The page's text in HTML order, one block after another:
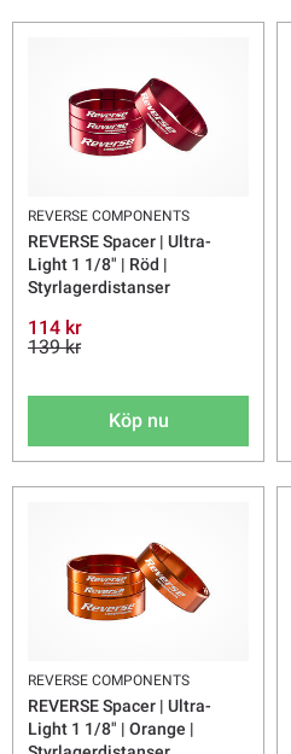
REVERSE COMPONENTS
REVERSE Spacer | Ultra-
Light 1 1/8" | Röd |
Styrlagerdistanser
114 kr
139 kr
Köp nu
REVERSE COMPONENTS
REVERSE Spacer | Ultra-
Light 1 1/8" | Orange |